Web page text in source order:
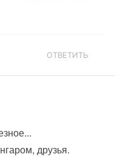
ОТВЕТИТЬ
друзья.